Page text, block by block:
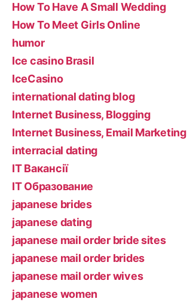
How To Have A Small Wedding
How To Meet Girls Online
humor
Ice casino Brasil
IceCasino
international dating blog
Internet Business, Blogging
Internet Business, Email Marketing
interracial dating
IT Вакансії
IT Образование
japanese brides
japanese dating
japanese mail order bride sites
japanese mail order brides
japanese mail order wives
japanese women